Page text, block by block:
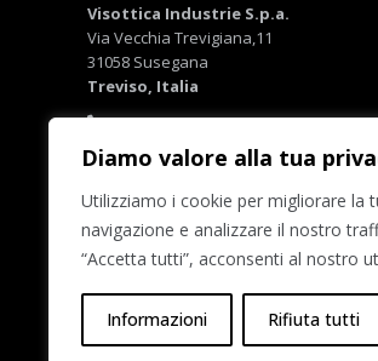
Diamo valore alla tua
Utilizziamo i cookie per migliorare la
navigazione e analizzare il nostro
“Accetta tutti”, acconsenti al nostro
Informazioni Rifiuta tutti
Visottica Industrie S.p.a.
Via Vecchia Trevigiana,11
31058 Susegana
Treviso, Italia
+39 0438 6551
+39 0438 450855
sales@visotticagroup.com
Sede Hong Kong
Sedi del Gruppo